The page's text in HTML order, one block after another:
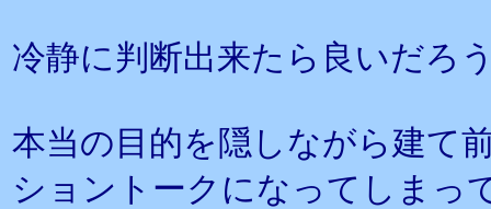
冷静に判断出来たら良いだろ
本当の目的を隠しながら建て
ショントークになってしまっ